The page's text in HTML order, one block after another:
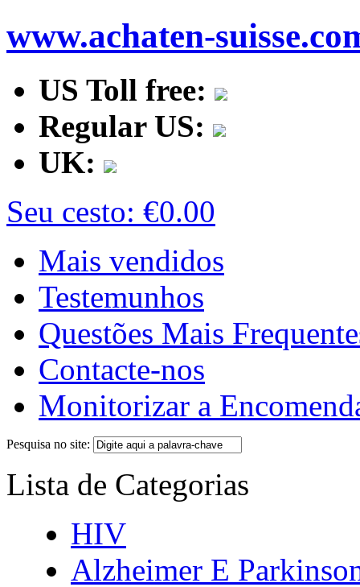
www.achaten-
US Toll free:
Regular US:
UK:
Seu cesto: €0.00
Mais vendidos
Testemunhos
Questões Mais
Contacte-nos
Monitorizar a
Pesquisa no site:
Lista de Categorias
HIV
Alzheimer E